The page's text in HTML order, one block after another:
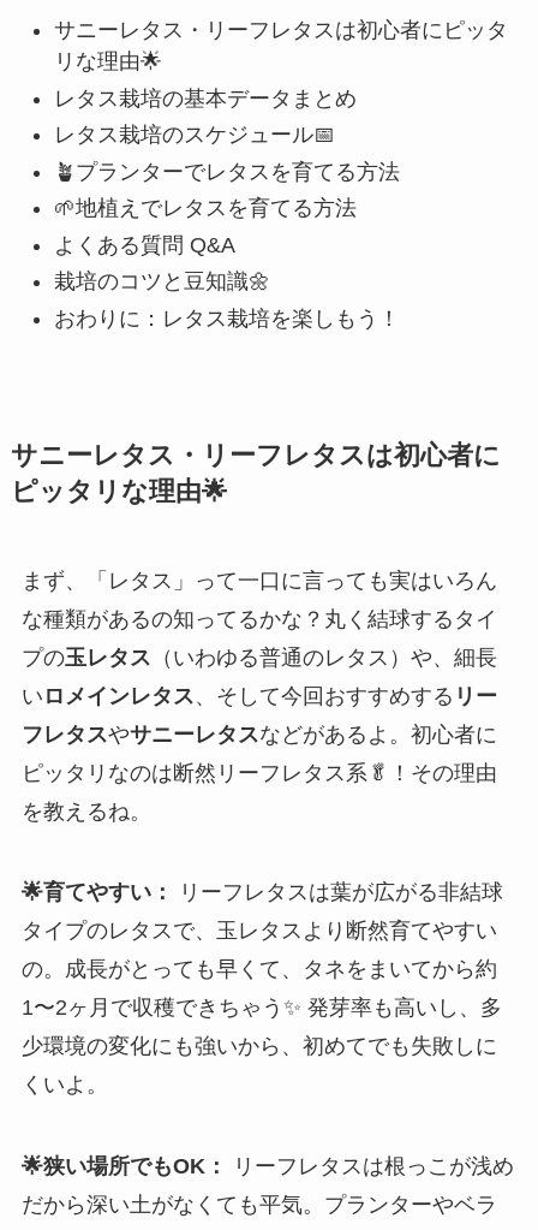
サニーレタス・リーフレタスは初心者にピッタ
リな理由🌟
レタス栽培の基本データまとめ
レタス栽培のスケジュール📅
🪴プランターでレタスを育てる方法
🌱地植えでレタスを育てる方法
よくある質問 Q&A
栽培のコツと豆知識🌼
おわりに：レタス栽培を楽しもう！
サニーレタス・リーフレタスは初心者に
ピッタリな理由🌟
まず、「レタス」って一口に言っても実はいろん
な種類があるの知ってるかな？丸く結球するタイ
プの玉レタス （いわゆる普通のレタス）や、細長
い ロメインレタス、そして今回おすすめする リー
フレタスやサニーレタスなどがあるよ。初心者に
ピッタリなのは断然リーフレタス系🥬！その理由
を教えるね。
🌟育てやすい：
リーフレタスは葉が広がる非結球
タイプのレタスで、玉レタスより断然育てやすい
の。成長がとっても早くて、タネをまいてから約
1〜2ヶ月で収穫できちゃう✨ 発芽率も高いし、多
少環境の変化にも強いから、初めてでも失敗しに
くいよ。
🌟狭い場所でもOK：
リーフレタスは根っこが浅め
だから深い土がなくても平気。プランターやベラ